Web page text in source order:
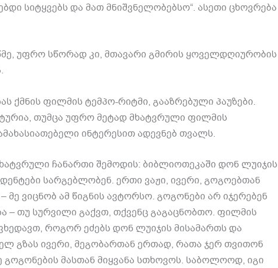
სიტყვებს და მათ მნიშვნელობებსო“. ასეთი ცხოვრება
უფრო სწორად კი, მთავარი გმირის ყოველდღიურობის
ქმნის ფილმის ტემპო-რიტმი, გააზრებული პაუზები.
თუმცა უფრო მეტად მხატვრული ფილმის
ინტერესით ადევნებ თვალს.
ჩანართი შემოდის: ბიბლიოთეკაში დონ ლუიჯის
სარგებლობენ. ერთი ვაჟი, ივერი, გოგოებთან
მე ვიცნობ ამ წიგნის ავტორსო. გოგონები არ იჯერებენ
– თუ სურვილი გაქვთ, თქვენც გაგაცნობთო. ფილმის
როგორ ეძებს დონ ლუიჯის მისამართს და
გზას ივერი, მეგობართან ერთად, რათა ჯერ თვითონ
გოგონების მასთან მიყვანა სთხოვოს. საბოლოოდ, იგი